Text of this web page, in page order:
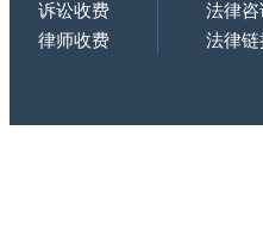
诉讼收费
法律咨
律师收费
法律链